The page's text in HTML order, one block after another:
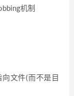
机制
文件(而不是目